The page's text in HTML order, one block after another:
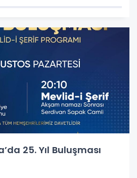
25. Yıl Buluşması